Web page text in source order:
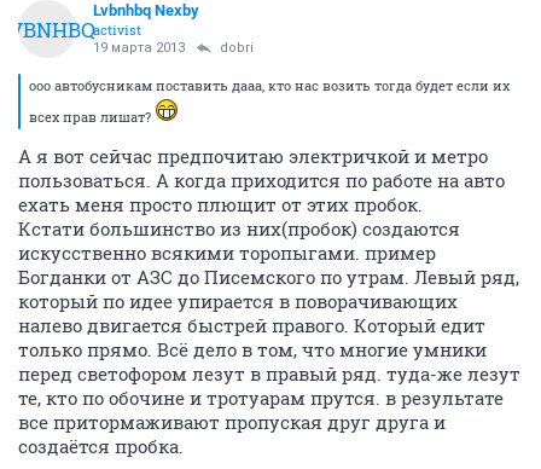
LVBNHBQ
Lvbnhbq Nexby
activist
19 марта 2013 dobri
ооо автобусникам поставить дааа, кто нас возить тогда будет если их
всех прав лишат?
А я вот сейчас предпочитаю электричкой и метро
пользоваться. А когда приходится по работе на авто
ехать меня просто плющит от этих пробок.
Кстати большинство из них(пробок) создаются
искусственно всякими торопыгами. пример
Богданки от АЗС до Писемского по утрам. Левый ряд,
который по идее упирается в поворачивающих
налево двигается быстрей правого. Который едит
только прямо. Всё дело в том, что многие умники
перед светофором лезут в правый ряд. туда-же лезут
те, кто по обочине и тротуарам прутся. в результате
все притормаживают пропуская друг друга и
создаётся пробка.